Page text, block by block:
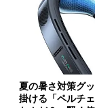
夏の暑さ対策グ
掛ける「ペルチ